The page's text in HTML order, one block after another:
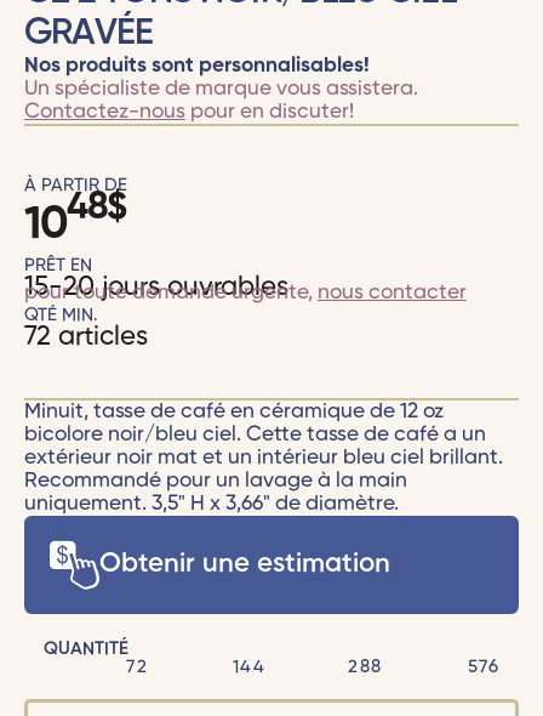
GRAVÉE
Nos produits sont personnalisables!
Un spécialiste de marque vous assistera.
Contactez-nouspour en discuter!
À PARTIR DE
1048$
PRÊT EN
15-20 jours ouvrables
pour toute demande urgente, nous contacter
QTÉ MIN.
72 articles
Minuit, tasse de café en céramique de 12 oz
bicolore noir/bleu ciel. Cette tasse de café a un
extérieur noir mat et un intérieur bleu ciel brillant.
Recommandé pour un lavage à la main
uniquement. 3,5" H x 3,66" de diamètre.
Obtenir une estimation
QUANTITÉ
72
144 288 576